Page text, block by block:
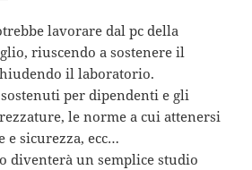
lavorare dal pc della
riuscendo a sostenere il
il laboratorio.
per dipendenti e gli
le norme a cui attenersi
e sicurezza, ecc…
diventerà un semplice studio